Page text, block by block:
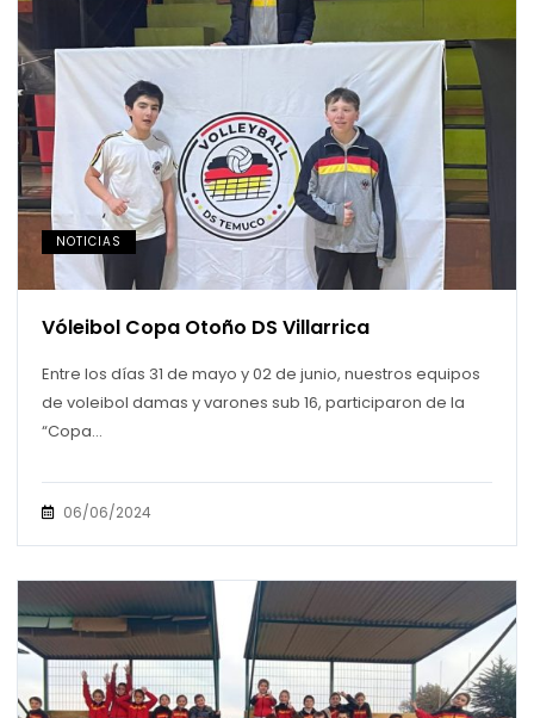
NOTICIAS
Vóleibol Copa Otoño DS Villarrica
Entre los días 31 de mayo y 02 de junio, nuestros equipos
de voleibol damas y varones sub 16, participaron de la
“Copa...
06/06/2024